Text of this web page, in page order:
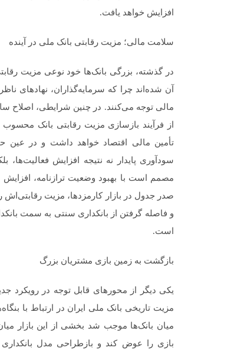
افزایش خواهد یافت.
سلامت مالی؛ مزیت رقابتی بانک ملی در آینده
در گذشته، بزرگی بانک‌ها خود نوعی مزیت
آن شده‌اند چرا که سرمایه‌گذاران، نهادهای
مالی توجه می‌کنند. در چنین شرایطی، اصلاح
از فرآیند بازسازی مزیت رقابتی بانک
تأمین مالی اقتصاد خواهد داشت و در عین
سودآوری پایدار نه نتیجه افزایش فعالیت‌ها،
مصمم است با بهبود وضعیت ترازنامه،
صدر جدول در بازار کارمزدها، مزیت رقابتی‌اش
و فاصله گرفتن از بانکداری سنتی به سمت
است.
بازگشت به زمین بازی مشتریان بزرگ
یکی دیگر از محورهای قابل توجه در رویکرد
مزیت تاریخی بانک ملی ایران در ارتباط با
میان بانک‌ها موجب شد بخشی از این بازار
بازی را عوض کند و بازطراحی مدل